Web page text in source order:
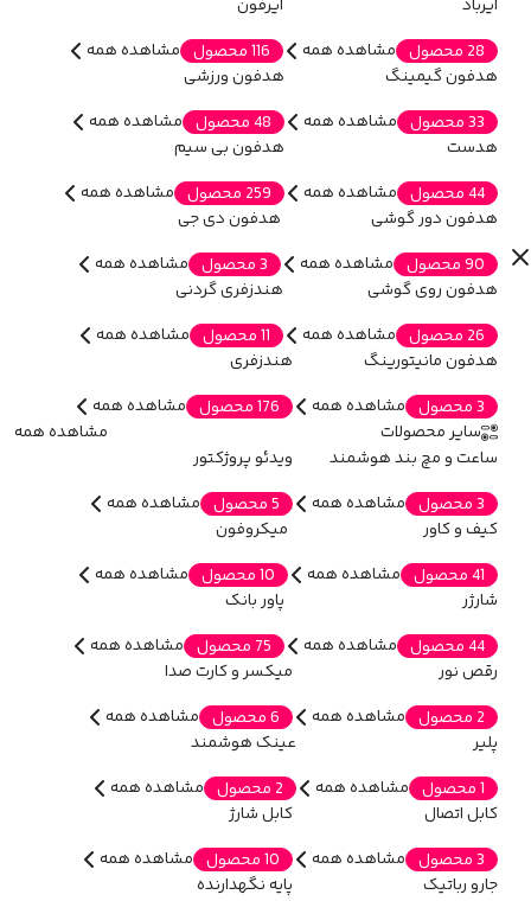
ایرباد
28 محصول
مشاهده همه
ایرفون
116 محصول
مشاهده همه
هدفون گیمینگ
33 محصول
مشاهده همه
هدفون ورزشی
48 محصول
مشاهده همه
هدست
44 محصول
مشاهده همه
هدفون بی سیم
259 محصول
مشاهده همه
هدفون دور گوشی
90 محصول
مشاهده همه
هدفون دی جی
3 محصول
مشاهده همه
هدفون روی گوشی
26 محصول
مشاهده همه
هندزفری گردنی
11 محصول
مشاهده همه
هدفون مانیتورینگ
3 محصول
مشاهده همه
هندزفری
176 محصول
مشاهده همه
سایر محصولات
مشاهده همه
ساعت و مچ بند هوشمند
3 محصول
مشاهده همه
ویدئو پروژکتور
5 محصول
مشاهده همه
کیف و کاور
41 محصول
مشاهده همه
میکروفون
10 محصول
مشاهده همه
شارژر
44 محصول
مشاهده همه
پاور بانک
75 محصول
مشاهده همه
رقص نور
2 محصول
مشاهده همه
میکسر و کارت صدا
6 محصول
مشاهده همه
پلیر
1 محصول
مشاهده همه
عینک هوشمند
2 محصول
مشاهده همه
کابل اتصال
3 محصول
مشاهده همه
کابل شارژ
10 محصول
مشاهده همه
جارو رباتیک
پایه نگهدارنده